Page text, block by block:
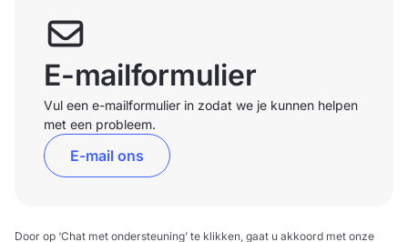
E-mailformulier
Vul een e-mailformulier in zodat we je kunnen helpen
met een probleem.
E-mail ons
Door op ‘Chat met ondersteuning’ te klikken, gaat u akkoord met onze